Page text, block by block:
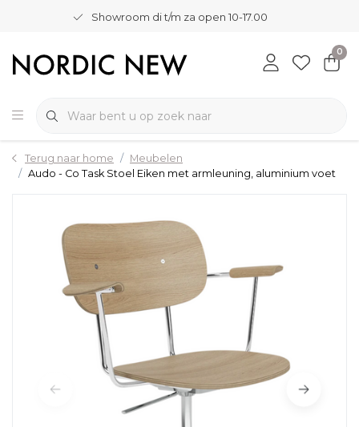
Showroom di t/m za open 10-17.00
0
Terug naar home
Meubelen
Audo - Co Task Stoel Eiken met armleuning, aluminium voet